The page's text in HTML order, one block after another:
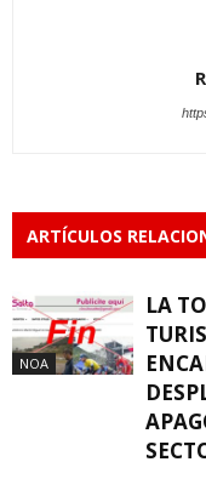
ARTÍCULOS
NOA
LA